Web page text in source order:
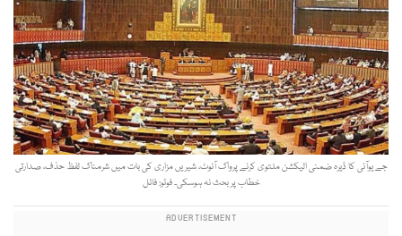
جے یوآئی کا ڈیرہ ضمنی الیکشن ملتوی کرنے پرواک آئوٹ، شیریں مزاری کی بات میں شرمناک لفظ حذف، صدارتی
خطاب پر بحث نہ ہوسکی۔ فوٹو: فائل